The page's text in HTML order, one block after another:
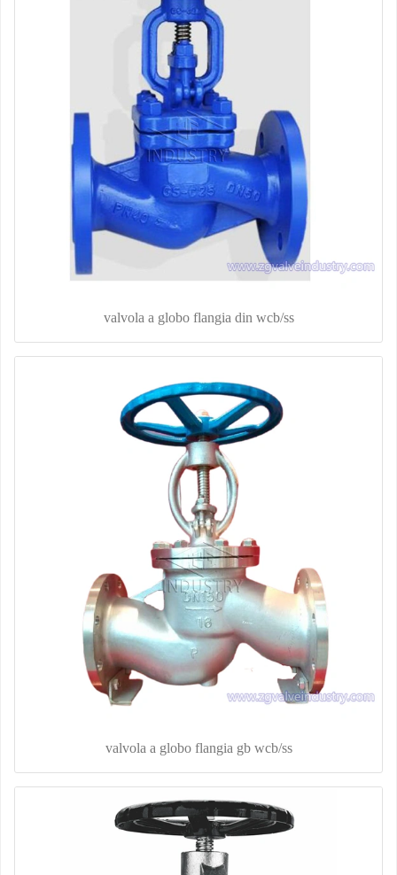
valvola a globo flangia din wcb/ss
valvola a globo flangia gb wcb/ss